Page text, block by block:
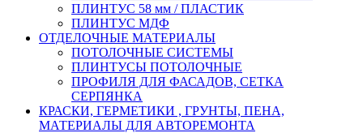
ПЛИНТУС 58 мм / ПЛАСТИК
ПЛИНТУС МДФ
ОТДЕЛОЧНЫЕ МАТЕРИАЛЫ
ПОТОЛОЧНЫЕ СИСТЕМЫ
ПЛИНТУСЫ ПОТОЛОЧНЫЕ
ПРОФИЛЯ ДЛЯ ФАСАДОВ, СЕТКА
СЕРПЯНКА
КРАСКИ, ГЕРМЕТИКИ , ГРУНТЫ, ПЕНА,
МАТЕРИАЛЫ ДЛЯ АВТОРЕМОНТА